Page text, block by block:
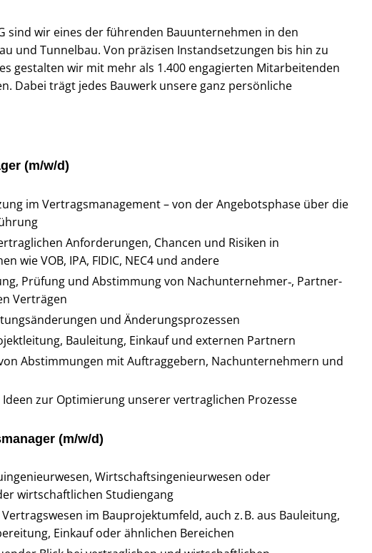
sind wir eines der führenden Bauunternehmen in den
und Tunnelbau. Von präzisen Instandsetzungen bis hin zu
gestalten wir mit mehr als 1.400 engagierten Mitarbeitenden
Dabei trägt jedes Bauwerk unsere ganz persönliche
(m/w/d)
im Vertragsmanagement – von der Angebotsphase über die
Anforderungen, Chancen und Risiken in
wie VOB, IPA, FIDIC, NEC4 und andere
Prüfung und Abstimmung von Nachunternehmer‑, Partner-
Verträgen
und Änderungsprozessen
Bauleitung, Einkauf und externen Partnern
Abstimmungen mit Auftraggebern, Nachunternehmern und
zur Optimierung unserer vertraglichen Prozesse
(m/w/d)
Wirtschaftsingenieurwesen oder
wirtschaftlichen Studiengang
im Bauprojektumfeld, auch z. B. aus Bauleitung,
Einkauf oder ähnlichen Bereichen